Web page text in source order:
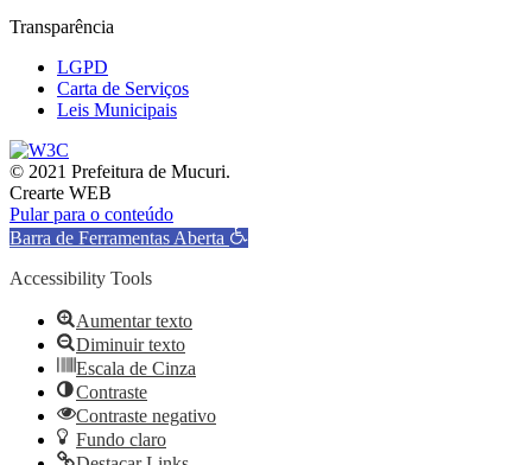
Transparência
LGPD
Carta de Serviços
Leis Municipais
© 2021 Prefeitura de Mucuri.
Crearte WEB
Pular para o conteúdo
Barra de Ferramentas Aberta
Accessibility Tools
Aumentar texto
Diminuir texto
Escala de Cinza
Contraste
Contraste negativo
Fundo claro